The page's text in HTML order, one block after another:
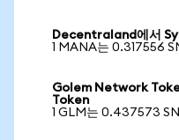
Decentraland에서
1 MANA는 0.317556
Golem Network
Token
1 GLM는 0.437573